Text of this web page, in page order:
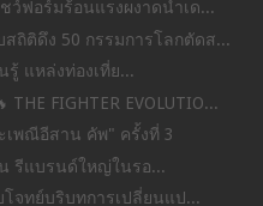
ชว์ฟอร์มร้อนแรงผงาดนำเด...
สถิติดึง 50 กรรมการโลกตัดส...
รู้ แหล่งท่องเที่ย...
FIGHTER EVOLUTIO...
พณีอีสาน คัพ" ครั้งที่ 3
น รีแบรนด์ใหญ่ในรอ...
จทย์บริบทการเปลี่ยนแป...